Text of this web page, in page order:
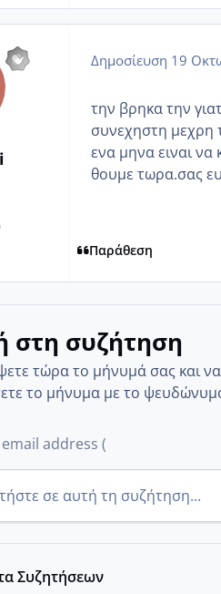
Δημοσίευση 19
την βρηκα την
συνεχηστη μεχρη
ενα μηνα ειναι
θουμε τωρα.σας
Παράθεση
στη συζήτηση
τώρα το μήνυμά σας και
το μήνυμα με το
σε αυτή τη συζήτηση...
Συζητήσεων